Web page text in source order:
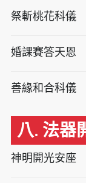
祭斬桃花科儀
婚課賽答天恩
善緣和合科儀
八. 法器
神明開光安座